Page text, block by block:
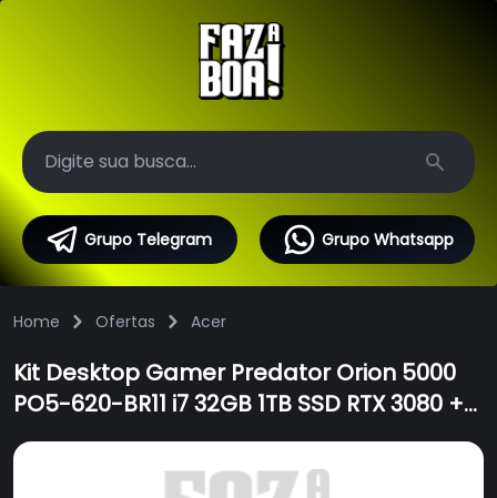
Search
Grupo Telegram Grupo Whatsapp
Home Ofertas Acer
Kit Desktop Gamer Predator Orion 5000
PO5-620-BR11 i7 32GB 1TB SSD RTX 3080 +
Cadeira Gamer Predator 2ª Gen